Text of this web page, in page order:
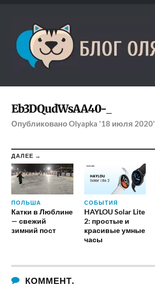
Eb3DQudWsAA40-_
ОпубликованоOlyapka '18 июля 2020'
ДАЛЕЕ →
ПОЛЬША
Катки в Люблине
— свежий
зимний пост
СОБЫТИЯ
HAYLOU Solar Lite
2: простые и
красивые умные
часы
КОММЕНТ.